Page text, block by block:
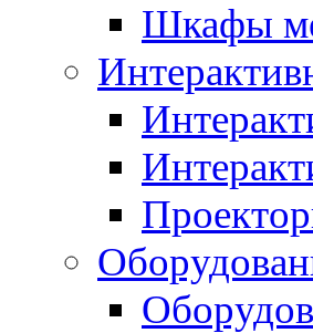
Шкафы